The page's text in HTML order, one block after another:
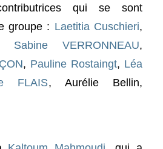
qui se sont
groupe : Laetitia Cuschieri,
Sabine VERRONNEAU,
, Pauline Rostaingt, Léa
FLAIS, Aurélie Bellin,